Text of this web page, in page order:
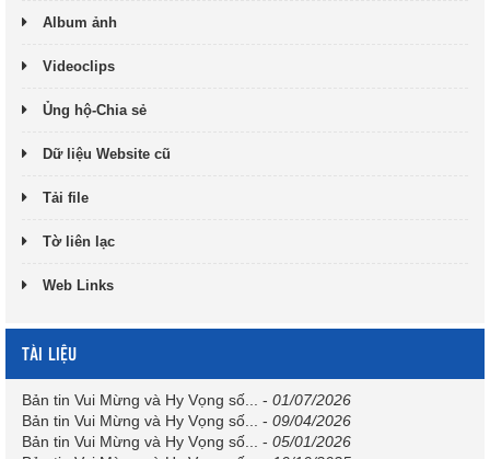
Album ảnh
Videoclips
Ủng hộ-Chia sẻ
Dữ liệu Website cũ
Tải file
Tờ liên lạc
Web Links
TÀI LIỆU
Bản tin Vui Mừng và Hy Vọng số... - 01/07/2026
Bản tin Vui Mừng và Hy Vọng số...
- 09/04/2026
Bản tin Vui Mừng và Hy Vọng số...
- 05/01/2026